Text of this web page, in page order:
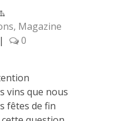
, Magazine
| 0
vins que nous
fêtes de fin